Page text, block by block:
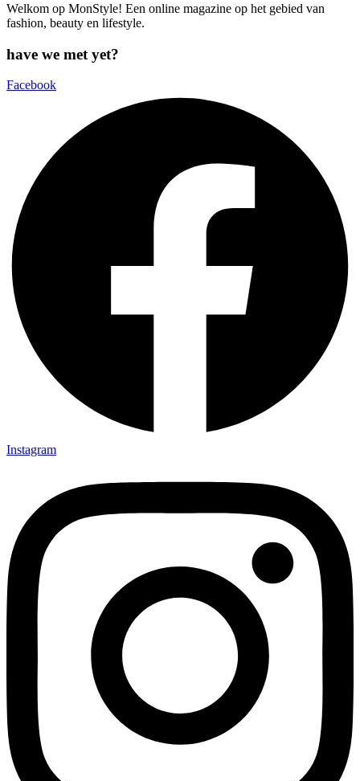
Welkom op MonStyle! Een online magazine op het gebied van
fashion, beauty en lifestyle.
have we met yet?
Facebook
Instagram